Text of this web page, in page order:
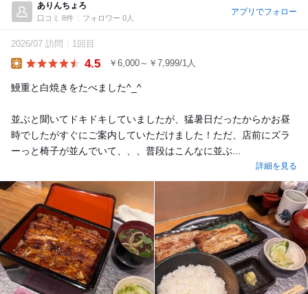
ありんちょろ
口コミ 8件 フォロワー 0人
アプリでフォロー
2026/07 訪問 1回目
4.5 ￥6,000～￥7,999/1人
鰻重と白焼きをたべました^_^
並ぶと聞いてドキドキしていましたが、猛暑日だったからかお昼
時でしたがすぐにご案内していただけました！ただ、店前にズラ
ーっと椅子が並んでいて、、、普段はこんなに並ぶ...
詳細を見る